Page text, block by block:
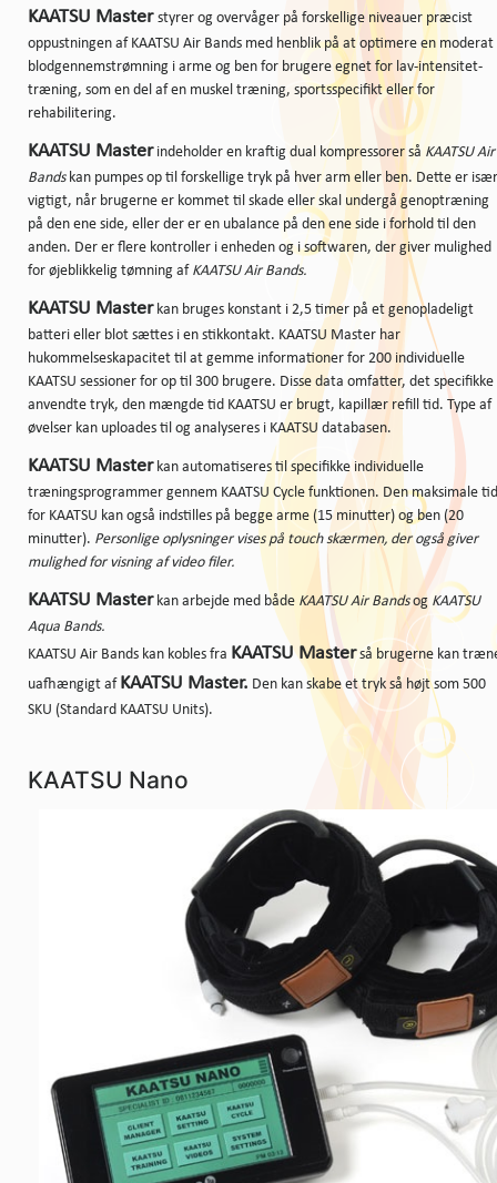
KAATSU Master styrer og overvåger på forskellige niveauer præcist
oppustningen af KAATSU Air Bands med henblik på at optimere en moderat
blodgennemstrømning i arme og ben for brugere egnet for lav-intensitet-
træning, som en del af en muskel træning, sportsspecifikt eller for
rehabilitering.
KAATSU Masterindeholder en kraftig dual kompressorer så KAATSU Air
Bandskan pumpes op til forskellige tryk på hver arm eller ben. Dette er især
vigtigt, når brugerne er kommet til skade eller skal undergå genoptræning
på den ene side, eller der er en ubalance på den ene side i forhold til den
anden. Der er flere kontroller i enheden og i softwaren, der giver mulighed
for øjeblikkelig tømning af KAATSU Air Bands.
KAATSU Masterkan bruges konstant i 2,5 timer på et genopladeligt
batteri eller blot sættes i en stikkontakt. KAATSU Master har
hukommelseskapacitet til at gemme informationer for 200 individuelle
KAATSU sessioner for op til 300 brugere. Disse data omfatter, det specifikke
anvendte tryk, den mængde tid KAATSU er brugt, kapillær refill tid. Type af
øvelser kan uploades til og analyseres i KAATSU databasen.
KAATSU Masterkan automatiseres til specifikke individuelle
træningsprogrammer gennem KAATSU Cycle funktionen. Den maksimale tid
for KAATSU kan også indstilles på begge arme (15 minutter) og ben (20
minutter). Personlige oplysninger vises på touch skærmen, der også giver
mulighed for visning af video filer.
KAATSU Masterkan arbejde med både KAATSU Air Bandsog KAATSU
Aqua Bands.
KAATSU Air Bands kan kobles fra KAATSU Masterså brugerne kan
uafhængigt af KAATSU Master. Den kan skabe et tryk så højt som 500
SKU (Standard KAATSU Units).
KAATSU Nano